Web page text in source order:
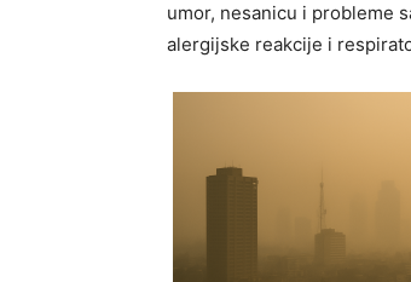
umor, nesanicu i probleme
alergijske reakcije i